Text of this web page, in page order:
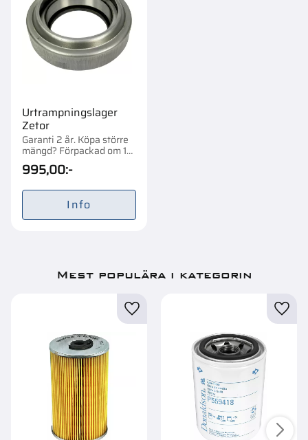
Urtrampningslager
Zetor
Garanti 2 år. Köpa större
mängd? Förpackad om 1
st.
995,00:-
Info
Mest populära i kategorin